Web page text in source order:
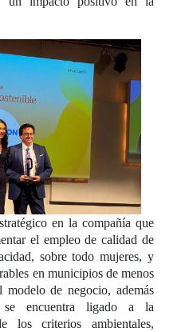
en la compañía que
el empleo de calidad de
sobre todo mujeres, y
en municipios de menos
modelo de negocio, además
encuentra ligado a la
los criterios ambientales,